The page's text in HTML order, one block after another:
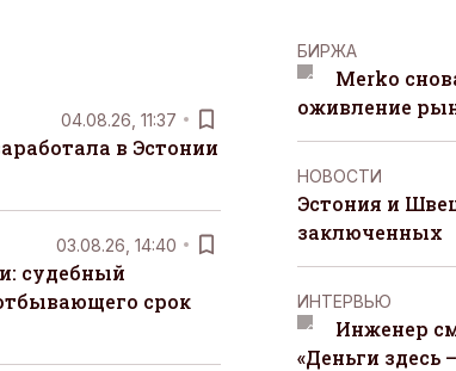
04.08.26, 11:37
в Эстонии
03.08.26, 14:40
судебный
срок
БИРЖА
Merko
оживление
НОВОСТИ
Эстония и
заключенных
ИНТЕРВЬЮ
Инженер
«Деньги здесь